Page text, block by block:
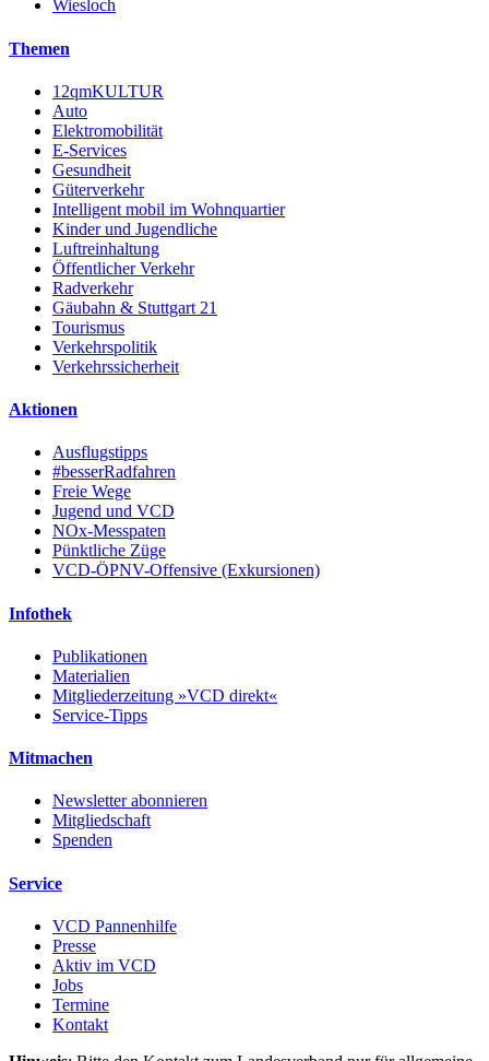
Wiesloch
Themen
12qmKULTUR
Auto
Elektromobilität
E-Services
Gesundheit
Güterverkehr
Intelligent mobil im Wohnquartier
Kinder und Jugendliche
Luftreinhaltung
Öffentlicher Verkehr
Radverkehr
Gäubahn & Stuttgart 21
Tourismus
Verkehrspolitik
Verkehrssicherheit
Aktionen
Ausflugstipps
#besserRadfahren
Freie Wege
Jugend und VCD
NOx-Messpaten
Pünktliche Züge
VCD-ÖPNV-Offensive (Exkursionen)
Infothek
Publikationen
Materialien
Mitgliederzeitung »VCD direkt«
Service-Tipps
Mitmachen
Newsletter abonnieren
Mitgliedschaft
Spenden
Service
VCD Pannenhilfe
Presse
Aktiv im VCD
Jobs
Termine
Kontakt